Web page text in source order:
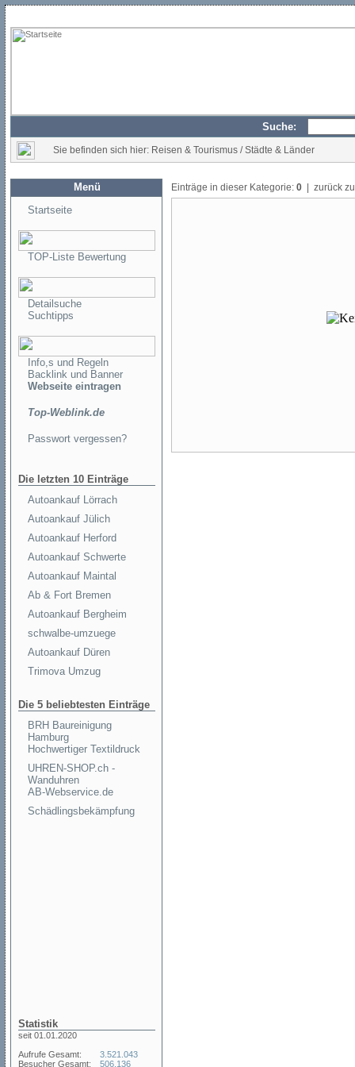
Suche:
Sie befinden sich hier: Reisen & Tourismus / Städte & Länder
Menü
Startseite
TOP-Liste Bewertung
Detailsuche
Suchtipps
Info,s und Regeln
Backlink und Banner
Webseite eintragen
Top-Weblink.de
Passwort vergessen?
Die letzten 10 Einträge
Autoankauf Lörrach
Autoankauf Jülich
Autoankauf Herford
Autoankauf Schwerte
Autoankauf Maintal
Ab & Fort Bremen
Autoankauf Bergheim
schwalbe-umzuege
Autoankauf Düren
Trimova Umzug
Die 5 beliebtesten Einträge
BRH Baureinigung
Hamburg
Hochwertiger Textildruck
UHREN-SHOP.ch -
Wanduhren
AB-Webservice.de
Schädlingsbekämpfung
Statistik
seit 01.01.2020
Aufrufe Gesamt:
Besucher Gesamt:
3.521.043
506.136
Einträge in dieser Kategorie: 0 | zurück